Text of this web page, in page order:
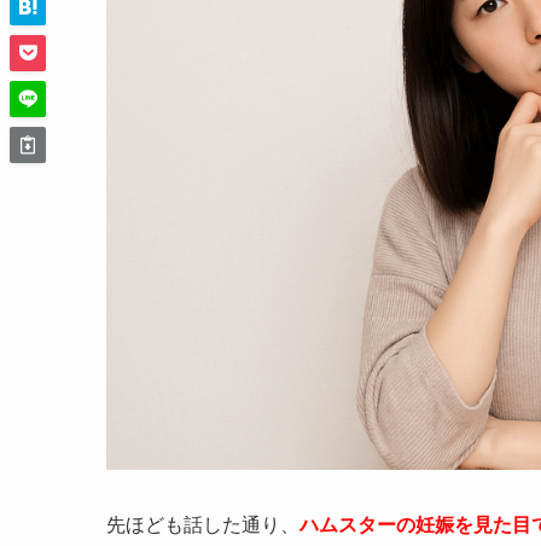
先ほども話した通り、ハムスターの妊娠を見た目